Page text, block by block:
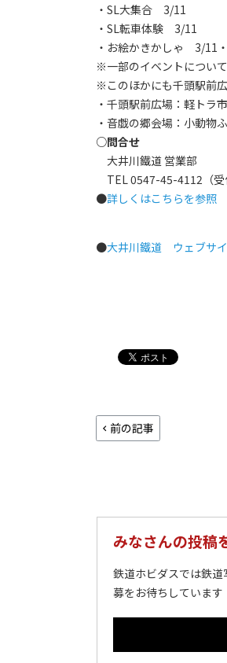
・SL大集合 3/11
・SL転車体験 3/11
・お絵かきかしゃ 3/11
※一部のイベントについ
※このほかにも千頭駅前
・千頭駅前広場：軽トラ
・音戯の郷会場：小動物
○問合せ
大井川鐵道 営業部
TEL 0547-45-4112（受
●詳しくはこちらを参照
●大井川鐵道 ウェブサ
前の記事
みなさんの投稿
鉄道ホビダスでは鉄
募をお待ちしています